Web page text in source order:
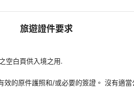
旅遊證件要求
空白頁供入境之用.
的原件護照和/或必要的簽證。 沒有適